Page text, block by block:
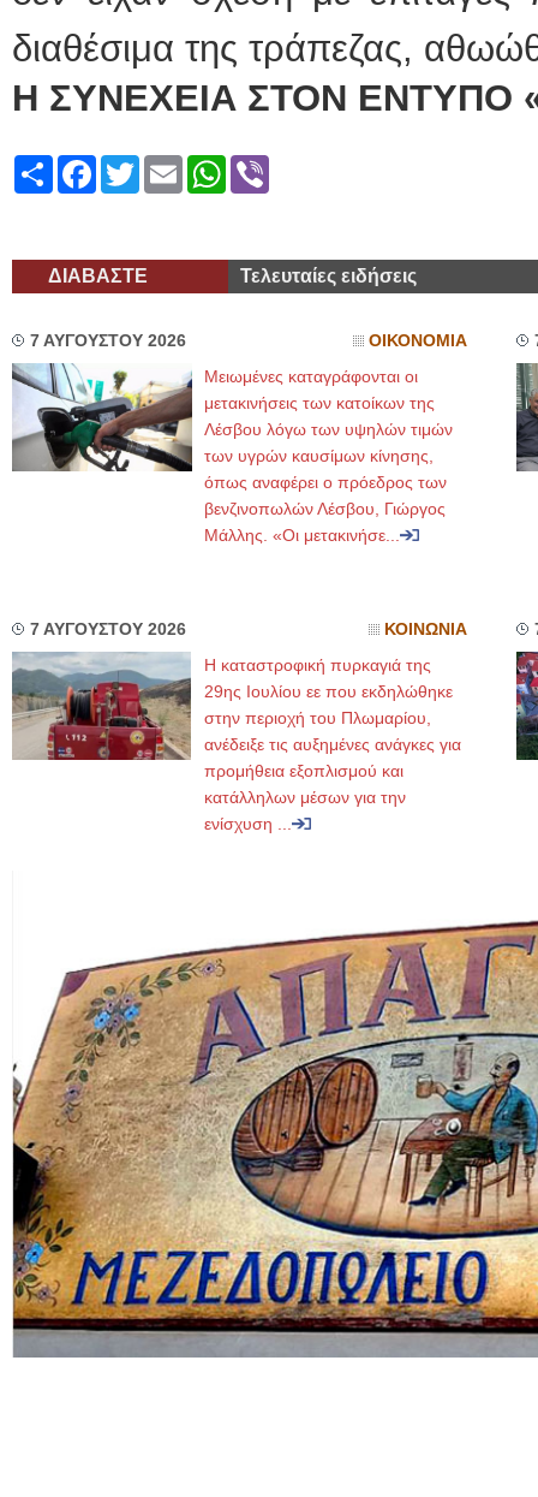
διαθέσιμα της τράπεζας,
Η ΣΥΝΕΧΕΙΑ ΣΤΟΝ ΕΝΤΥΠΟ
ShareFacebook
TwitterEmailWhatsApp
ΔΙΑΒΑΣΤΕ Τελευταίες ειδήσεις
7 ΑΥΓΟΥΣΤΟΥ 2026 ΟΙΚΟΝΟΜΙΑ
Μειωμένες καταγράφονται οι
μετακινήσεις των κατοίκων της
Λέσβου λόγω των υψηλών τιμών
των υγρών καυσίμων κίνησης,
όπως αναφέρει ο πρόεδρος των
βενζινοπωλών Λέσβου, Γιώργος
Μάλλης. «Οι μετακινήσε...
7 ΑΥΓΟΥΣΤΟΥ 2026 ΚΟΙΝΩΝΙΑ
Η καταστροφική πυρκαγιά της
29ης Ιουλίου εε που εκδηλώθηκε
στην περιοχή του Πλωμαρίου,
ανέδειξε τις αυξημένες ανάγκες για
προμήθεια εξοπλισμού και
κατάλληλων μέσων για την
ενίσχυση ...